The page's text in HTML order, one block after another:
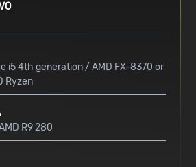
i5 4th generation / AMD FX-8370 or
Ryzen
R9 280